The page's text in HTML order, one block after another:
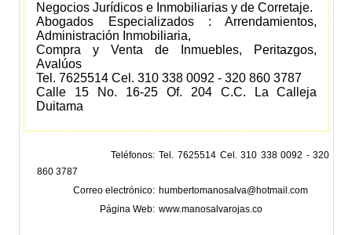
Negocios Jurídicos e Inmobiliarias y de Corretaje.
Abogados Especializados : Arrendamientos,
Administración Inmobiliaria,
Compra y Venta de Inmuebles, Peritazgos,
Avalúos
Tel. 7625514 Cel. 310 338 0092 - 320 860 3787
Calle 15 No. 16-25 Of. 204 C.C. La Calleja
Duitama
Teléfonos
Tel. 7625514 Cel. 310 338 0092 - 320
860 3787
Correo electrónico
humbertomanosalva@hotmail.com
Página Web
www.manosalvarojas.co